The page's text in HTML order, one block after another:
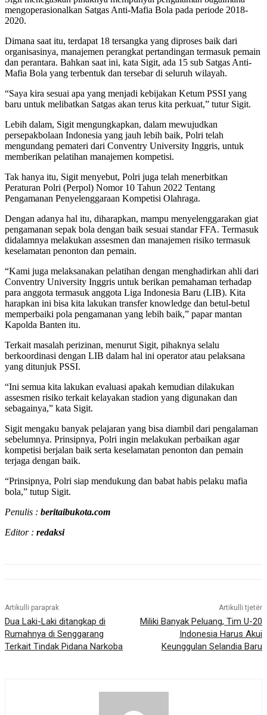
mengoperasionalkan Satgas Anti-Mafia Bola pada periode 2018-
2020.
Dimana saat itu, terdapat 18 tersangka yang diproses baik dari
organisasinya, manajemen perangkat pertandingan termasuk pemain
dan perantara. Bahkan saat ini, kata Sigit, ada 15 sub Satgas Anti-
Mafia Bola yang terbentuk dan tersebar di seluruh wilayah.
“Saya kira sesuai apa yang menjadi kebijakan Ketum PSSI yang
baru untuk melibatkan Satgas akan terus kita perkuat,” tutur Sigit.
Lebih dalam, Sigit mengungkapkan, dalam mewujudkan
persepakbolaan Indonesia yang jauh lebih baik, Polri telah
mengundang pemateri dari Conventry University Inggris, untuk
memberikan pelatihan manajemen kompetisi.
Tak hanya itu, Sigit menyebut, Polri juga telah menerbitkan
Peraturan Polri (Perpol) Nomor 10 Tahun 2022 Tentang
Pengamanan Penyelenggaraan Kompetisi Olahraga.
Dengan adanya hal itu, diharapkan, mampu menyelenggarakan giat
pengamanan sepak bola dengan baik sesuai standar FFA. Termasuk
didalamnya melakukan assesmen dan manajemen risiko termasuk
keselamatan penonton dan pemain.
“Kami juga melaksanakan pelatihan dengan menghadirkan ahli dari
Conventry University Inggris untuk berikan pemahaman terhadap
para anggota termasuk anggota Liga Indonesia Baru (LIB). Kita
harapkan ini bisa kita lakukan transfer knowledge dan betul-betul
memperbaiki pola pengamanan yang lebih baik,” papar mantan
Kapolda Banten itu.
Terkait masalah perizinan, menurut Sigit, pihaknya selalu
berkoordinasi dengan LIB dalam hal ini operator atau pelaksana
yang ditunjuk PSSI.
“Ini semua kita lakukan evaluasi apakah kemudian dilakukan
assesmen risiko terkait kelayakan stadion yang digunakan dan
sebagainya,” kata Sigit.
Sigit mengaku banyak pelajaran yang bisa diambil dari pengalaman
sebelumnya. Prinsipnya, Polri ingin melakukan perbaikan agar
kompetisi berjalan baik serta keselamatan penonton dan pemain
terjaga dengan baik.
“Prinsipnya, Polri siap mendukung dan babat habis pelaku mafia
bola,” tutup Sigit.
Penulis : beritaibukota.com
Editor : redaksi
Artikulli paraprak
Dua Laki-Laki ditangkap di
Rumahnya di Senggarang
Terkait Tindak Pidana Narkoba
Artikulli tjetër
Miliki Banyak Peluang, Tim U-20
Indonesia Harus Akui
Keunggulan Selandia Baru